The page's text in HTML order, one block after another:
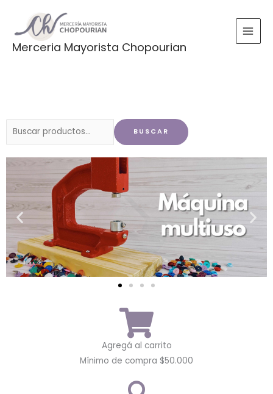
contenido
Merceria Mayorista Chopourian
Buscar
BUSCAR
Agregá al carrito
Mínimo de compra $50.000